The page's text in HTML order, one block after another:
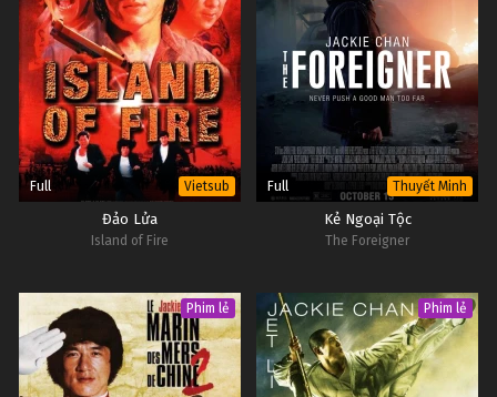
Full Vietsub
Đảo Lửa
Island of Fire
Full Thuyết Minh
Kẻ Ngoại Tộc
The Foreigner
Phim lẻ Phim lẻ